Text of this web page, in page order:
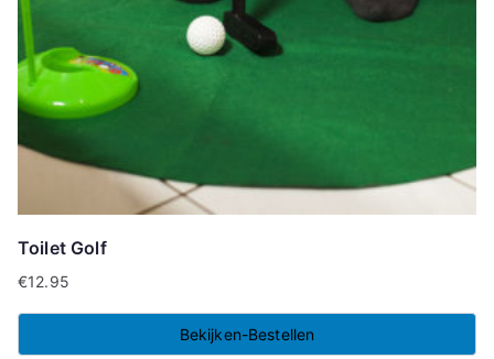
Toilet Golf
€12.95
Bekijken-Bestellen